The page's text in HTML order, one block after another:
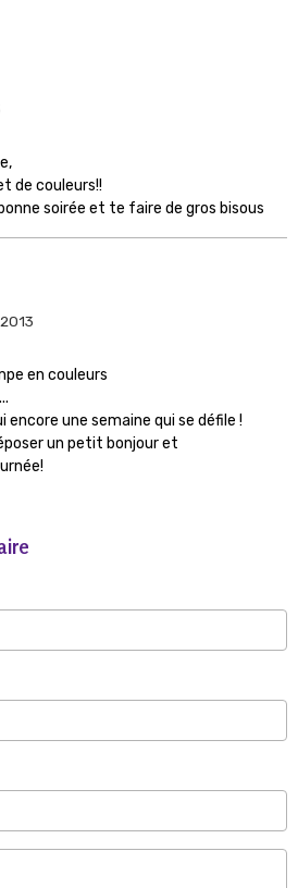
de couleurs!!
soirée et te faire de gros bisous
en couleurs
encore une semaine qui se défile !
un petit bonjour et